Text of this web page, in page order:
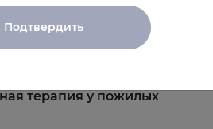
терапия у пожилых
Подтвердить